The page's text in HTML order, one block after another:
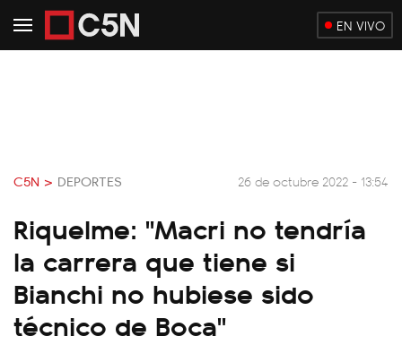
EN VIVO
C5N > DEPORTES 26 de octubre 2022 - 13:54
Riquelme: "Macri no tendría
la carrera que tiene si
Bianchi no hubiese sido
técnico de Boca"